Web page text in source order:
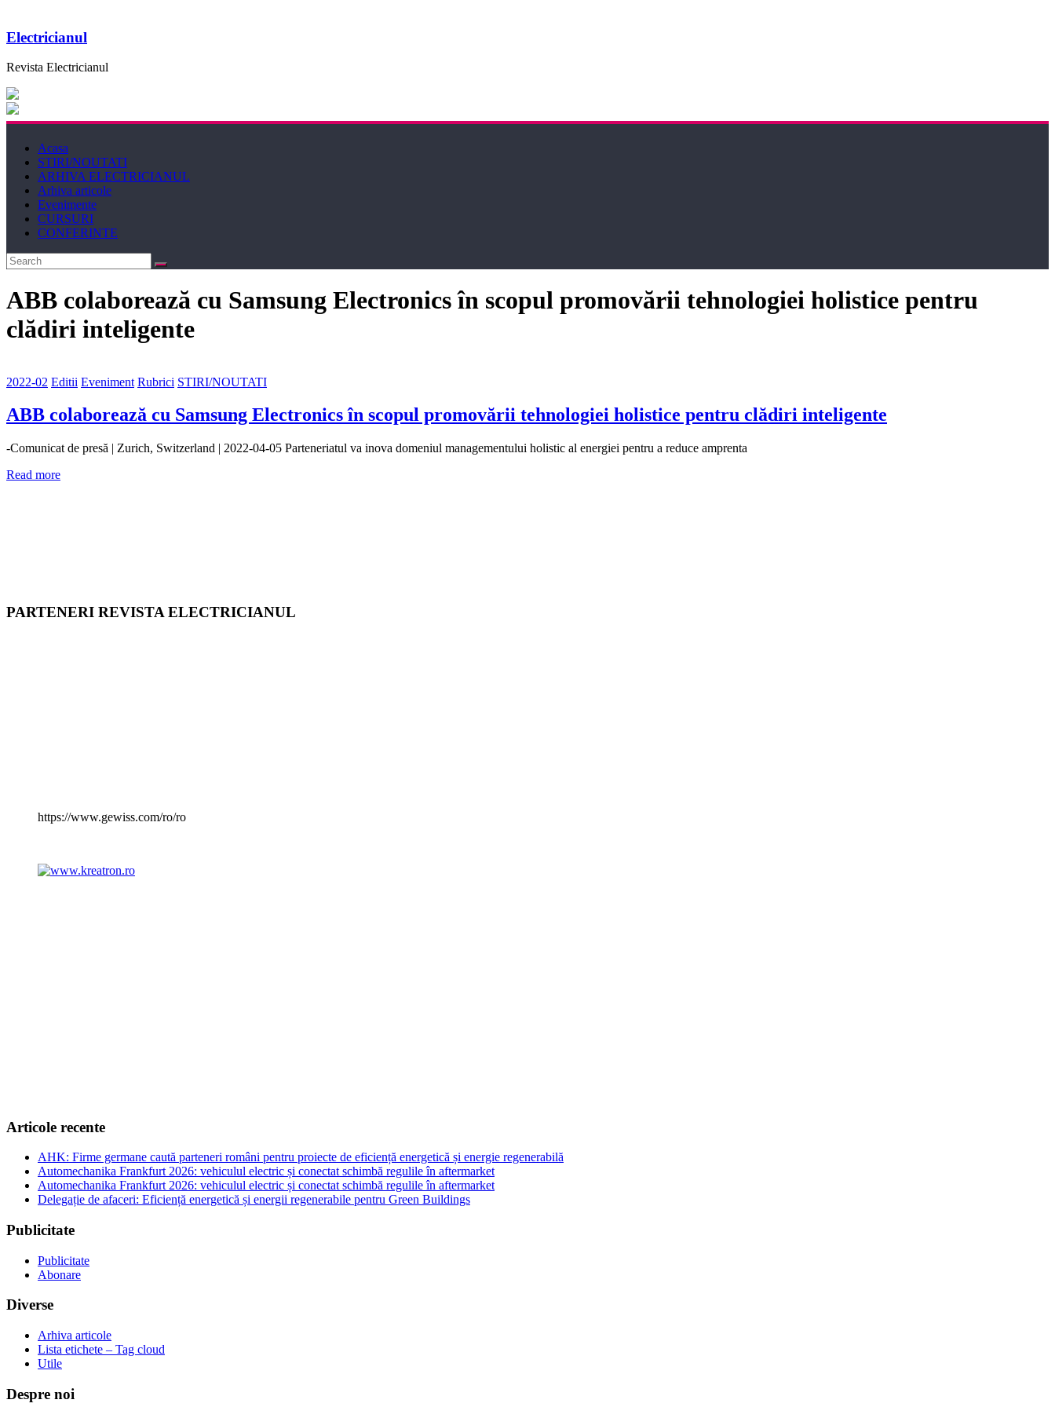
Electricianul
Revista Electricianul
Acasa
STIRI/NOUTATI
ARHIVA ELECTRICIANUL
Arhiva articole
Evenimente
CURSURI
CONFERINTE
ABB colaborează cu Samsung Electronics în scopul promovării tehnologiei holistice pentru
clădiri inteligente
2022-02 Editii Eveniment Rubrici STIRI/NOUTATI
ABB colaborează cu Samsung Electronics în scopul promovării tehnologiei holistice pentru clădiri inteligente
-Comunicat de presă | Zurich, Switzerland | 2022-04-05 Parteneriatul va inova domeniul managementului holistic al energiei pentru a reduce amprenta
Read more
PARTENERI REVISTA ELECTRICIANUL
https://www.gewiss.com/ro/ro
Articole recente
AHK: Firme germane caută parteneri români pentru proiecte de eficiență energetică și energie regenerabilă
Automechanika Frankfurt 2026: vehiculul electric și conectat schimbă regulile în aftermarket
Automechanika Frankfurt 2026: vehiculul electric și conectat schimbă regulile în aftermarket
Delegație de afaceri: Eficiență energetică și energii regenerabile pentru Green Buildings
Publicitate
Publicitate
Abonare
Diverse
Arhiva articole
Lista etichete – Tag cloud
Utile
Despre noi